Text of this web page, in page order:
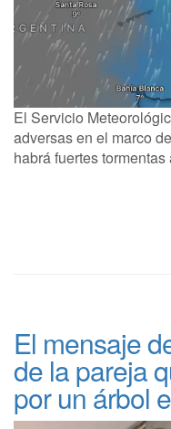
El Servicio
adversas en el marco
habrá fuertes
El mensaje
de la pareja
por un árbol